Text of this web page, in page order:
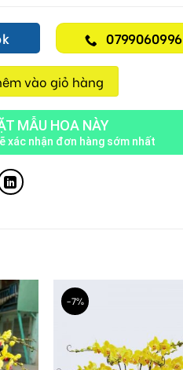
0799060996
vào giỏ hàng
MẪU HOA NÀY
xác nhận đơn hàng sớm nhất
-7%